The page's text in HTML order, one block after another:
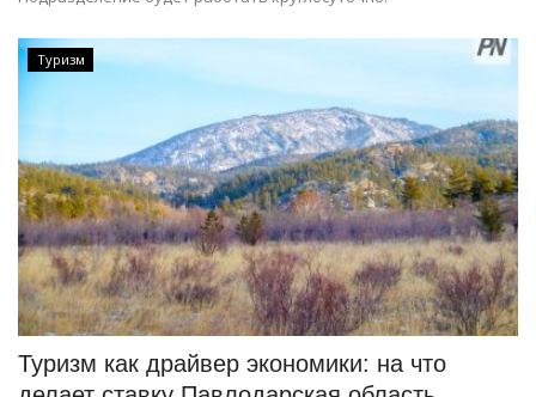
Туризм
Туризм как драйвер экономики: на что